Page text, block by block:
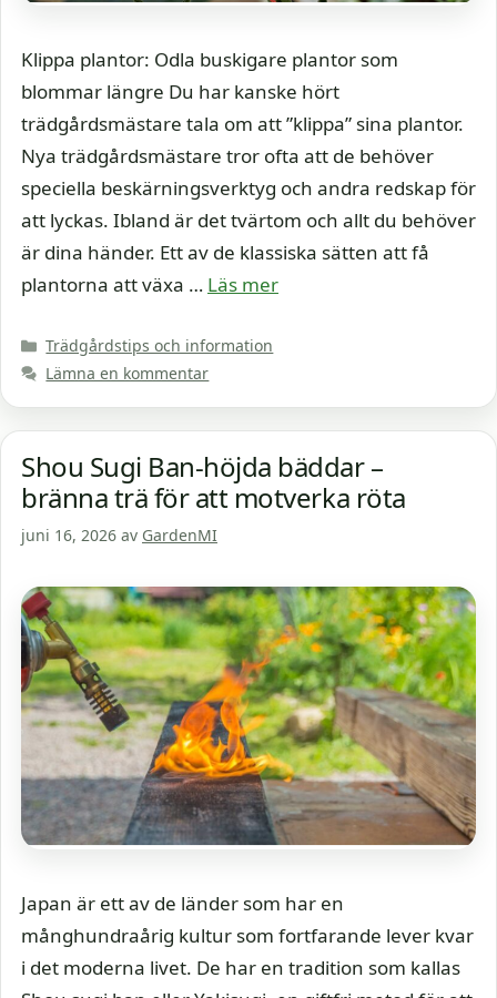
Klippa plantor: Odla buskigare plantor som
blommar längre Du har kanske hört
trädgårdsmästare tala om att ”klippa” sina plantor.
Nya trädgårdsmästare tror ofta att de behöver
speciella beskärningsverktyg och andra redskap för
att lyckas. Ibland är det tvärtom och allt du behöver
är dina händer. Ett av de klassiska sätten att få
plantorna att växa … Läs mer
Kategorier
Trädgårdstips och information
Lämna en kommentar
Shou Sugi Ban-höjda bäddar –
bränna trä för att motverka röta
juni 16, 2026 av GardenMI
Japan är ett av de länder som har en
månghundraårig kultur som fortfarande lever kvar
i det moderna livet. De har en tradition som kallas